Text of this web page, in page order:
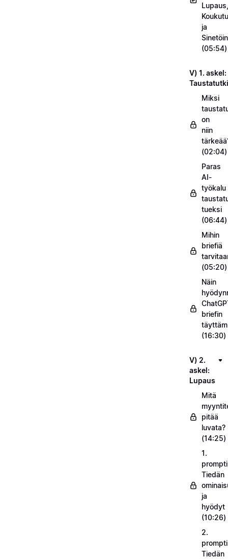
Lupaus,
ja
(05:54)
V) 1. askel:
Miksi
on
niin
(02:04)
Paras
AI-
työkalu
tueksi
(06:44)
Mihin
briefiä
(05:20)
Näin
briefin
(16:30)
V) 2.
askel:
Lupaus
Mitä
pitää
luvata?
(14:25)
1.
Tiedän
ja
hyödyt
(10:26)
2.
Tiedän